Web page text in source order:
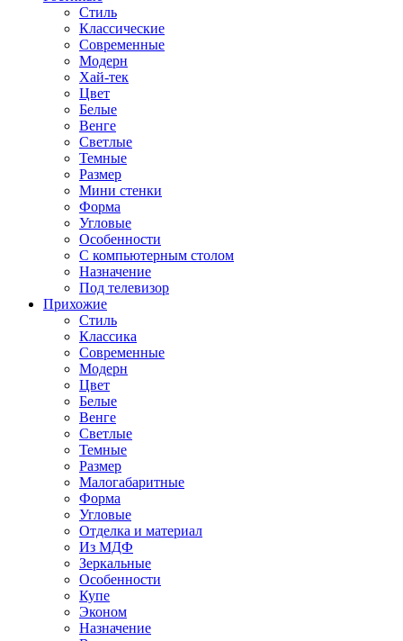
Стиль
Классические
Современные
Модерн
Хай-тек
Цвет
Белые
Венге
Светлые
Темные
Размер
Мини стенки
Форма
Угловые
Особенности
С компьютерным столом
Назначение
Под телевизор
Прихожие
Стиль
Классика
Современные
Модерн
Цвет
Белые
Венге
Светлые
Темные
Размер
Малогабаритные
Форма
Угловые
Отделка и материал
Из МДФ
Зеркальные
Особенности
Купе
Эконом
Назначение